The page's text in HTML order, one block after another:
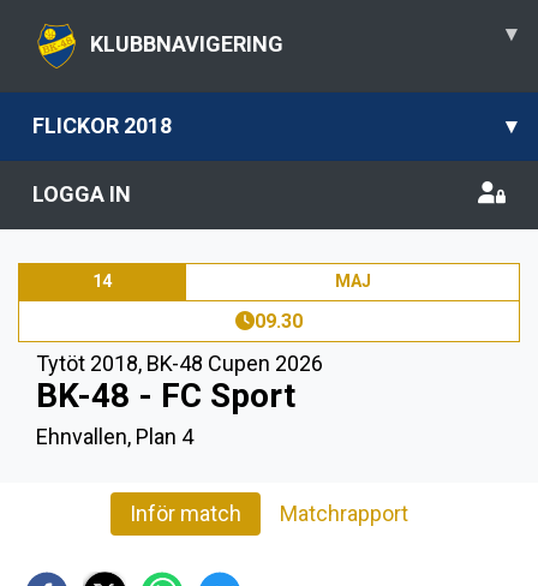
KLUBBNAVIGERING ▾
FLICKOR 2018 ▾
LOGGA IN
14 MAJ
09.30
Tytöt 2018, BK-48 Cupen 2026
BK-48 - FC Sport
Ehnvallen, Plan 4
Inför match Matchrapport